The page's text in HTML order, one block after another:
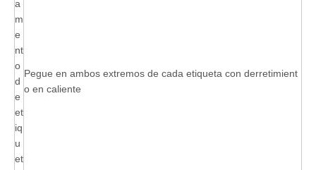
a
m
e
nt
o
d
e
et
iq
u
et
Pegue en ambos extremos de cada etiqueta con derretimient
o en caliente